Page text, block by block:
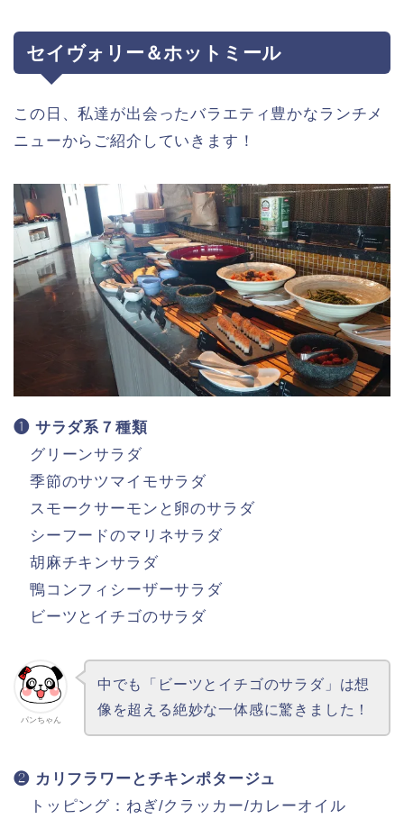
セイヴォリー＆ホットミール
この日、私達が出会ったバラエティ豊かなランチメ
ニューからご紹介していきます！
❶ サラダ系７種類
グリーンサラダ
季節のサツマイモサラダ
スモークサーモンと卵のサラダ
シーフードのマリネサラダ
胡麻チキンサラダ
鴨コンフィシーザーサラダ
ビーツとイチゴのサラダ
パンちゃん
中でも「ビーツとイチゴのサラダ」は想
像を超える絶妙な一体感に驚きました！
❷ カリフラワーとチキンポタージュ
トッピング：ねぎ/クラッカー/カレーオイル